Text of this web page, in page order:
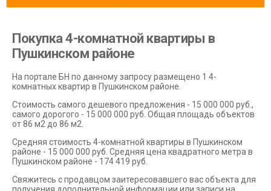
Покупка 4-комнатной квартиры в
Пушкинском районе
На портале БН по данному запросу размещено 1 4-
комнатных квартир в Пушкинском районе.
Стоимость самого дешевого предложения - 15 000 000 руб.,
самого дорогого - 15 000 000 руб. Общая площадь объектов
от 86 м2 до 86 м2.
Средняя стоимость 4-комнатной квартиры в Пушкинском
районе - 15 000 000 руб. Средняя цена квадратного метра в
Пушкинском районе - 174 419 руб.
Свяжитесь с продавцом заитересовавшего вас объекта для